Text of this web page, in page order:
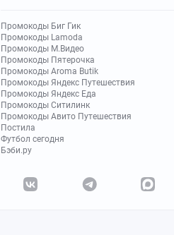
Промокоды Биг Гик
Промокоды Lamoda
Промокоды М.Видео
Промокоды Пятерочка
Промокоды Aroma Butik
Промокоды Яндекс Путешествия
Промокоды Яндекс Еда
Промокоды Ситилинк
Промокоды Авито Путешествия
Постила
Футбол сегодня
Бэби.ру